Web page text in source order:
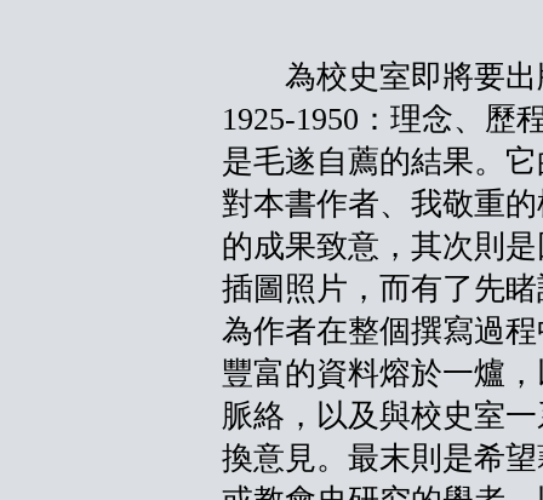
為校史室即將要出
1925-1950：理念、歷
是毛遂自薦的結果。
對本書作者、我敬重
的成果致意，其次則
插圖照片，而有了先
為作者在整個撰寫過
豐富的資料熔於一爐
脈絡，以及與校史室
換意見。最末則是希